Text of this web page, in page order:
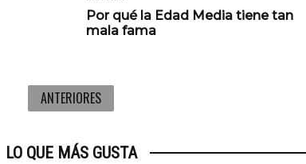
Por qué la Edad Media tiene tan
mala fama
ANTERIORES
LO QUE MÁS GUSTA